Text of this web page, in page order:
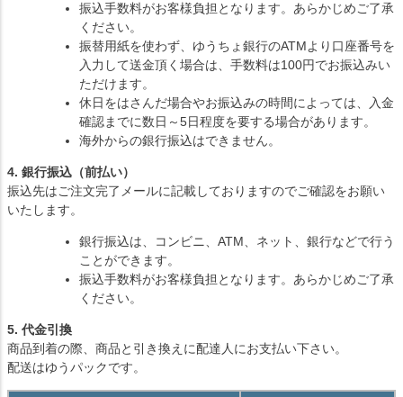
振込手数料がお客様負担となります。あらかじめご了承
ください。
振替用紙を使わず、ゆうちょ銀行のATMより口座番号を
入力して送金頂く場合は、手数料は100円でお振込みい
ただけます。
休日をはさんだ場合やお振込みの時間によっては、入金
確認までに数日～5日程度を要する場合があります。
海外からの銀行振込はできません。
4. 銀行振込（前払い）
振込先はご注文完了メールに記載しておりますのでご確認をお願い
いたします。
銀行振込は、コンビニ、ATM、ネット、銀行などで行う
ことができます。
振込手数料がお客様負担となります。あらかじめご了承
ください。
5. 代金引換
商品到着の際、商品と引き換えに配達人にお支払い下さい。
配送はゆうパックです。